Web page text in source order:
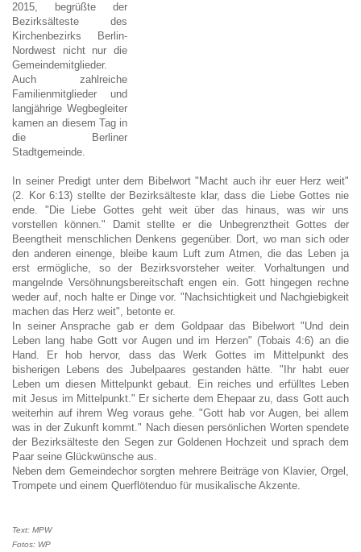
2015, begrüßte der
Bezirksälteste des
Kirchenbezirks Berlin-
Nordwest nicht nur die
Gemeindemitglieder.
Auch zahlreiche
Familienmitglieder und
langjährige Wegbegleiter
kamen an diesem Tag in
die Berliner
Stadtgemeinde.
In seiner Predigt unter dem Bibelwort "Macht auch ihr euer Herz weit"
(2. Kor 6:13) stellte der Bezirksälteste klar, dass die Liebe Gottes nie
ende. "Die Liebe Gottes geht weit über das hinaus, was wir uns
vorstellen können." Damit stellte er die Unbegrenztheit Gottes der
Beengtheit menschlichen Denkens gegenüber. Dort, wo man sich oder
den anderen einenge, bleibe kaum Luft zum Atmen, die das Leben ja
erst ermögliche, so der Bezirksvorsteher weiter. Vorhaltungen und
mangelnde Versöhnungsbereitschaft engen ein. Gott hingegen rechne
weder auf, noch halte er Dinge vor. "Nachsichtigkeit und Nachgiebigkeit
machen das Herz weit", betonte er.
In seiner Ansprache gab er dem Goldpaar das Bibelwort "Und dein
Leben lang habe Gott vor Augen und im Herzen" (Tobais 4:6) an die
Hand. Er hob hervor, dass das Werk Gottes im Mittelpunkt des
bisherigen Lebens des Jubelpaares gestanden hätte. "Ihr habt euer
Leben um diesen Mittelpunkt gebaut. Ein reiches und erfülltes Leben
mit Jesus im Mittelpunkt." Er sicherte dem Ehepaar zu, dass Gott auch
weiterhin auf ihrem Weg voraus gehe. "Gott hab vor Augen, bei allem
was in der Zukunft kommt." Nach diesen persönlichen Worten spendete
der Bezirksälteste den Segen zur Goldenen Hochzeit und sprach dem
Paar seine Glückwünsche aus.
Neben dem Gemeindechor sorgten mehrere Beiträge von Klavier, Orgel,
Trompete und einem Querflötenduo für musikalische Akzente.
Text: MPW
Fotos: WP